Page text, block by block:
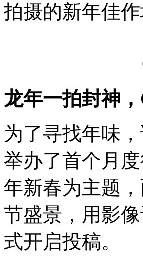
拍摄的新年佳
龙年一拍封神
为了寻找年味
举办了首个月
年新春为主题
节盛景，用影
式开启投稿。